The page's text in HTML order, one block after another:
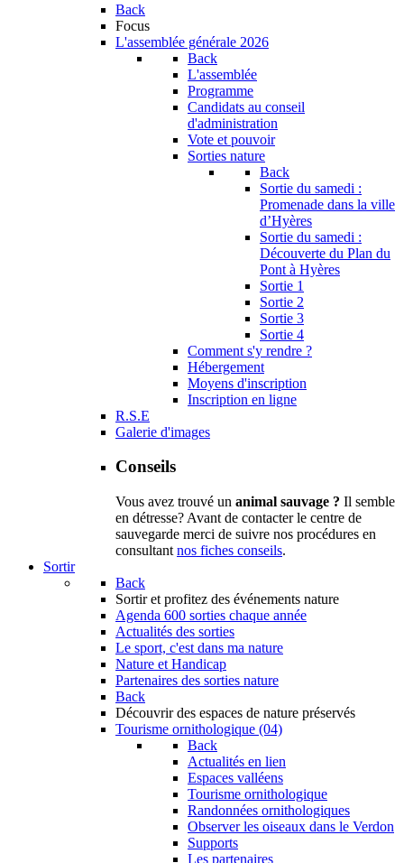
Back
Focus
L'assemblée générale 2026
Back
L'assemblée
Programme
Candidats au conseil
d'administration
Vote et pouvoir
Sorties nature
Back
Sortie du samedi :
Promenade dans la ville
d’Hyères
Sortie du samedi :
Découverte du Plan du
Pont à Hyères
Sortie 1
Sortie 2
Sortie 3
Sortie 4
Comment s'y rendre ?
Hébergement
Moyens d'inscription
Inscription en ligne
R.S.E
Galerie d'images
Conseils
Vous avez trouvé un animal sauvage ? Il semble
en détresse? Avant de contacter le centre de
sauvegarde merci de suivre nos procédures en
consultant nos fiches conseils.
Sortir
Back
Sortir et profitez des événements nature
Agenda 600 sorties chaque année
Actualités des sorties
Le sport, c'est dans ma nature
Nature et Handicap
Partenaires des sorties nature
Back
Découvrir des espaces de nature préservés
Tourisme ornithologique (04)
Back
Actualités en lien
Espaces valléens
Tourisme ornithologique
Randonnées ornithologiques
Observer les oiseaux dans le Verdon
Supports
Les partenaires